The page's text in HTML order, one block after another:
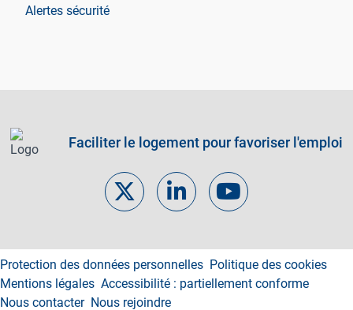
Alertes sécurité
Faciliter le logement pour favoriser l'emploi
Footer links
Protection des données personnelles Politique des cookies
Mentions légales Accessibilité : partiellement conforme
Nous contacter Nous rejoindre